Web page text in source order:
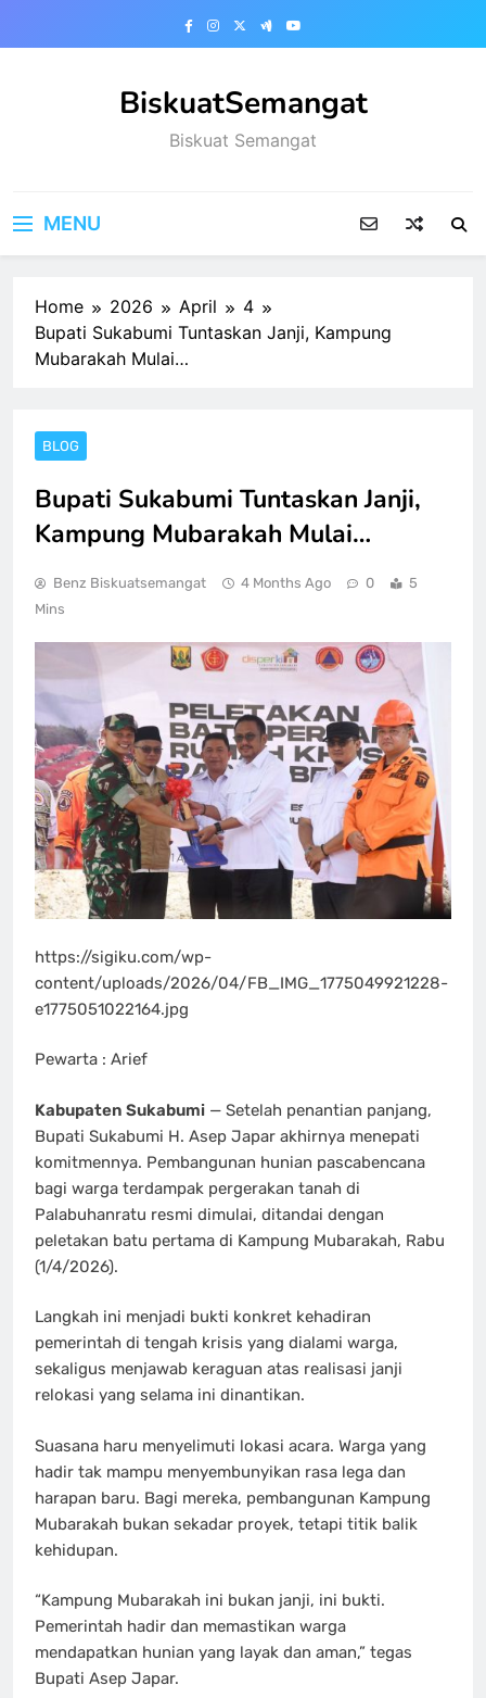
BiskuatSemangat
Biskuat Semangat
MENU
Home 2026 April
4
Bupati Sukabumi Tuntaskan Janji, Kampung
Mubarakah Mulai…
BLOG
Bupati Sukabumi Tuntaskan Janji,
Kampung Mubarakah Mulai…
Benz Biskuatsemangat 4 Months Ago 0
5
Mins
https://sigiku.com/wp-
content/uploads/2026/04/FB_IMG_1775049921228-
e1775051022164.jpg
Pewarta : Arief
Kabupaten Sukabumi — Setelah penantian panjang,
Bupati Sukabumi H. Asep Japar akhirnya menepati
komitmennya. Pembangunan hunian pascabencana
bagi warga terdampak pergerakan tanah di
Palabuhanratu resmi dimulai, ditandai dengan
peletakan batu pertama di Kampung Mubarakah, Rabu
(1/4/2026).
Langkah ini menjadi bukti konkret kehadiran
pemerintah di tengah krisis yang dialami warga,
sekaligus menjawab keraguan atas realisasi janji
relokasi yang selama ini dinantikan.
Suasana haru menyelimuti lokasi acara. Warga yang
hadir tak mampu menyembunyikan rasa lega dan
harapan baru. Bagi mereka, pembangunan Kampung
Mubarakah bukan sekadar proyek, tetapi titik balik
kehidupan.
“Kampung Mubarakah ini bukan janji, ini bukti.
Pemerintah hadir dan memastikan warga
mendapatkan hunian yang layak dan aman,” tegas
Bupati Asep Japar.